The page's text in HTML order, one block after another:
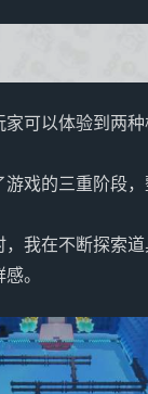
可以体验到两
戏的三重阶段
，我在不断探索
。